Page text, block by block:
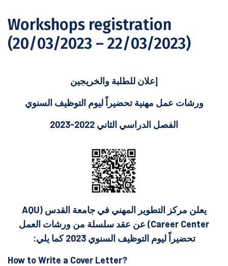
Workshops registration
(20/03/2023 – 22/03/2023)
إعلان للطلبة والخريجين
ورشات عمل مهنية تحضيراً ليوم التوظيف السنوي
الفصل الدراسي الثاني 2022-2023
يعلن مركز التطوير المهني في جامعة القدس (AQU
Career Center) عن عقد سلسلة من ورشات العمل
تحضيراً ليوم التوظيف السنوي 2023 كما يلي:
How to Write a Cover Letter?